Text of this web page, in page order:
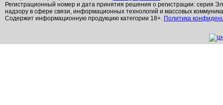
Регистрационный номер и дата принятия решения о регистрации: серия
надзору в сфере связи, информационных технологий и массовых
Содержит информационную продукцию категории 18+. Политика